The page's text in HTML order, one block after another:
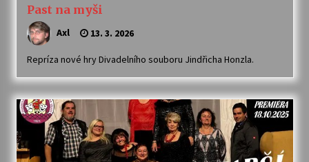
Past na myši
Axl 13. 3. 2026
Repríza nové hry Divadelního souboru Jindřicha Honzla.